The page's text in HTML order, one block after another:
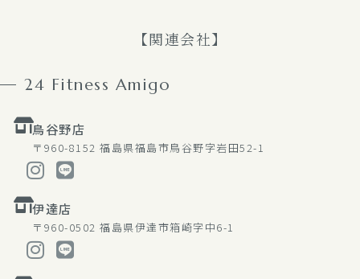
【関連会社】
24 Fitness Amigo
鳥谷野店
〒960-8152 福島県福島市鳥谷野字岩田52-1
伊達店
〒960-0502 福島県伊達市箱崎字中6-1